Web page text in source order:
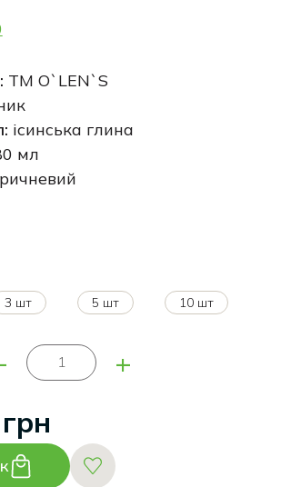
ТМ O`LEN`S
ісинська глина
мл
3 шт 5 шт 10 шт
+